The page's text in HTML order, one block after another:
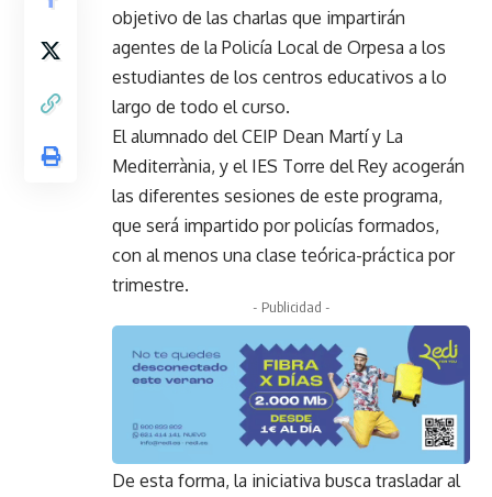
objetivo de las charlas que impartirán
agentes de la Policía Local de Orpesa a los
estudiantes de los centros educativos a lo
largo de todo el curso.
El alumnado del CEIP Dean Martí y La
Mediterrània, y el IES Torre del Rey acogerán
las diferentes sesiones de este programa,
que será impartido por policías formados,
con al menos una clase teórica-práctica por
trimestre.
- Publicidad -
De esta forma, la iniciativa busca trasladar al